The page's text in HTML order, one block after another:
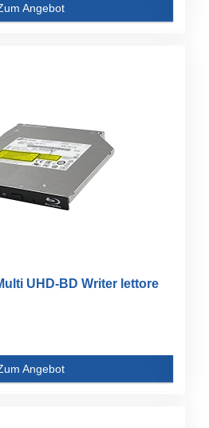
Angebot
UHD-BD Writer lettore
Angebot